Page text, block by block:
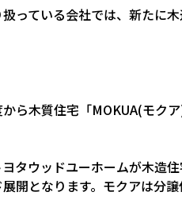
っている会社では、新たに
ら木質住宅「MOKUA(モク
タウッドユーホームが木造
開となります。モクアは分譲